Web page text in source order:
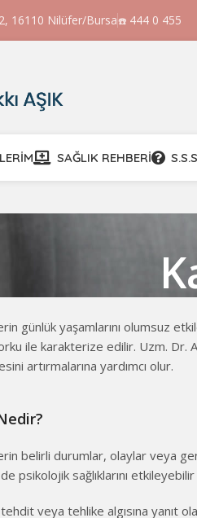
16110 Nilüfer/Bursa☎️ 444 0 455
SAĞLIK REHBERI
günlük yaşamlarını olumsuz
ile karakterize edilir. Uzm. Dr.
artırmalarına yardımcı olur.
belirli durumlar, olaylar veya
psikolojik sağlıklarını
veya tehlike algısına yanıt